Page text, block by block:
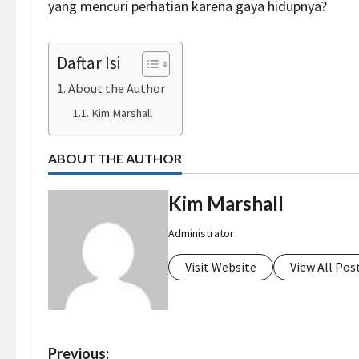
yang mencuri perhatian karena gaya hidupnya?
Daftar Isi
About the Author
Kim Marshall
ABOUT THE AUTHOR
Kim Marshall
Administrator
Visit Website View All
Previous: